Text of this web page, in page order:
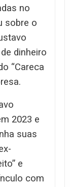
no
sobre o
dinheiro
“Careca
2023 e
suas
e
com